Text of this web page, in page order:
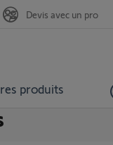
produits
Devis avec un pro